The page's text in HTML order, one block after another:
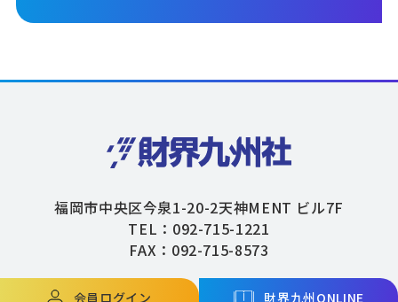
会員ログイン 財界九州ONLINE
福岡市中央区今泉1-20-2天神MENT ビル7F
TEL：092-715-1221
FAX：092-715-8573